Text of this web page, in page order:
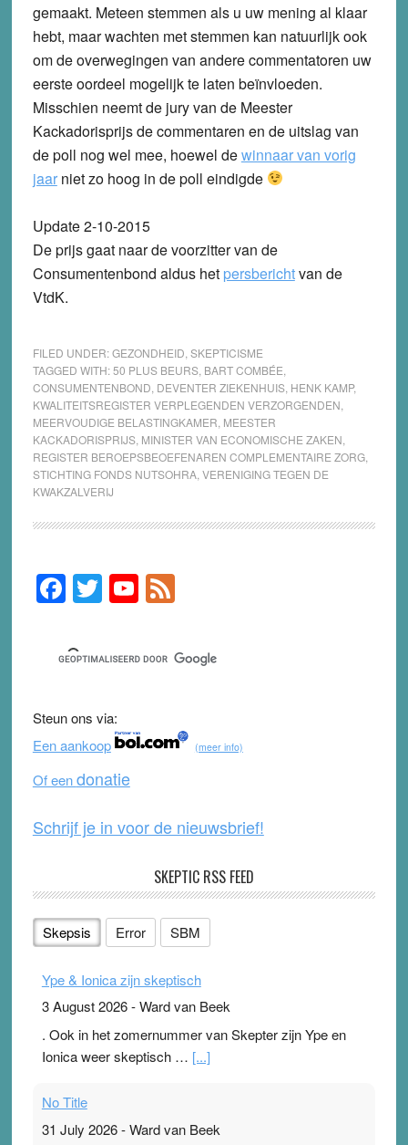
gemaakt. Meteen stemmen als u uw mening al klaar
hebt, maar wachten met stemmen kan natuurlijk ook
om de overwegingen van andere commentatoren uw
eerste oordeel mogelijk te laten beïnvloeden.
Misschien neemt de jury van de Meester
Kackadorisprijs de commentaren en de uitslag van
de poll nog wel mee, hoewel dewinnaar van vorig
jaarniet zo hoog in de poll eindigde
Update 2-10-2015
De prijs gaat naar de voorzitter van de
Consumentenbond aldus het persberichtvan de
VtdK.
FILED UNDER:GEZONDHEID SKEPTICISME
TAGGED WITH:50 PLUS BEURS, BART COMBÉE
CONSUMENTENBOND DEVENTER ZIEKENHUIS, HENK KAMP,
KWALITEITSREGISTER VERPLEGENDEN VERZORGENDEN
MEERVOUDIGE BELASTINGKAMER MEESTER
KACKADORISPRIJS, MINISTER VAN ECONOMISCHE ZAKEN
REGISTER BEROEPSBEOEFENAREN COMPLEMENTAIRE ZORG,
STICHTING FONDS NUTSOHRA, VERENIGING TEGEN DE
KWAKZALVERIJ
Primary
Sidebar
F
a
c
e
b
o
o
k
T
wi
tt
er
Y
o
u
T
b
e
F
e
d
Steun ons via:
Een aankoop
(meer info)
Of eendonatie
Schrijf je in voor de nieuwsbrief!
SKEPTIC RSS FEED
Skepsis Error SBM
Ype & Ionica zijn skeptisch
3 August 2026-Ward van Beek
. Ook in het zomernummer van Skepter zijn Ype en
Ionica weer skeptisch … [...]
No Title
31 July 2026-Ward van Beek